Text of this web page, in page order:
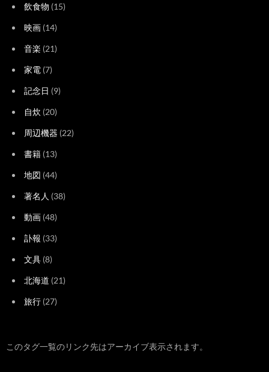
飲食物 (15)
映画 (14)
音楽 (21)
家電 (7)
記念日 (9)
自炊 (20)
周辺機器 (22)
書籍 (13)
地図 (44)
著名人 (38)
動画 (48)
訃報 (33)
文具 (8)
北海道 (21)
旅行 (27)
このタグ一覧のリンク先はアーカイブ表示されます。